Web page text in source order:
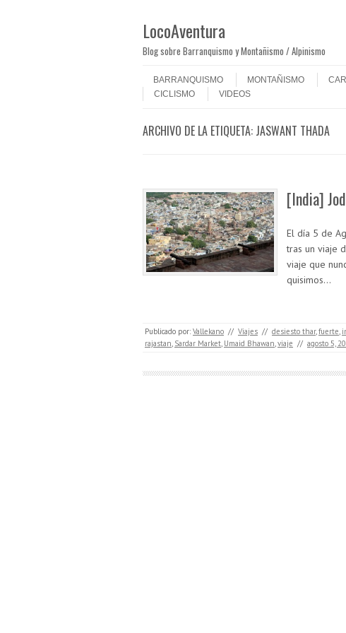
LocoAventura
Blog sobre Barranquismo y Montañismo / Alpinismo
Menú
BARRANQUISMO
MONTAÑISMO
CICLISMO
VIDEOS
ARCHIVO DE LA ETIQUETA: JASWANT THADA
[India]
El día 5 de
tras un viaje
viaje que
quisimos…
Publicado por: Vallekano // Viajes // desiesto thar,fuerte,
rajastan, Sardar Market, Umaid Bhawan,viaje // agosto 5,